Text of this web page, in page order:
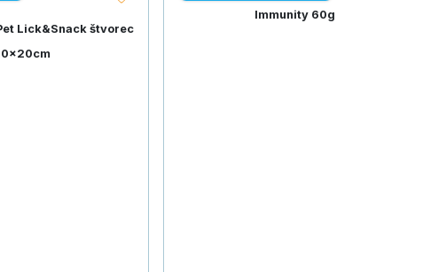
Lick&Snack štvorec
Immunity 60g